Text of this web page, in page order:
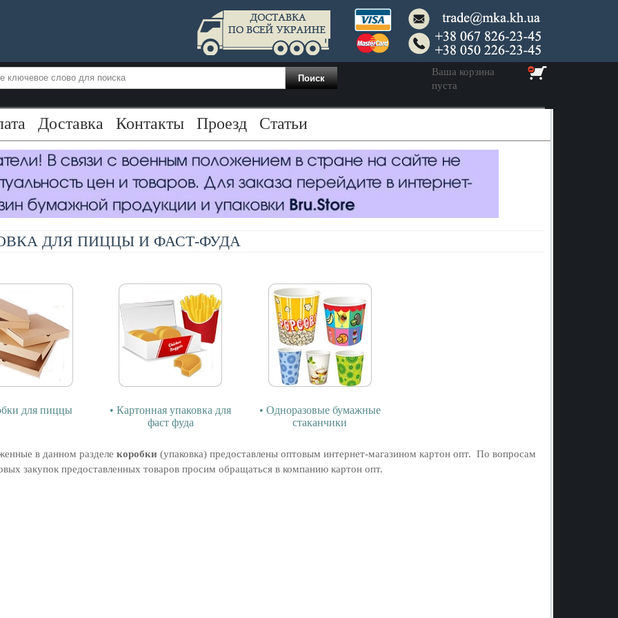
Ваша корзина
пуста
Доставка Контакты Проезд Статьи
ДЛЯ ПИЦЦЫ И ФАСТ-ФУДА
для пиццы
• Картонная упаковка для
фаст фуда
• Одноразовые бумажные
стаканчики
в данном разделе коробки (упаковка) предоставлены оптовым интернет-магазином картон опт. По вопросам
закупок предоставленных товаров просим обращаться в компанию картон опт.